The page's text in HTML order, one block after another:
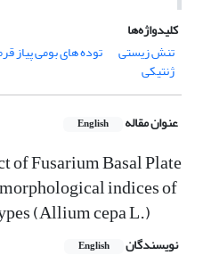
کلیدواژه‌ها
تنش زیستی
توده های بومی پیاز
ژنتیکی
عنوان مقاله English
of Fusarium Basal Plate
indices of
(Allium cepa L.)
نویسندگان English